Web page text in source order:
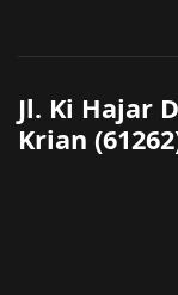
Jl. Ki Hajar
Krian